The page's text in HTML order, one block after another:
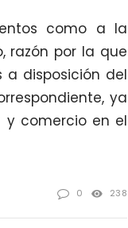
como a la
razón por la que
a disposición del
ya
y comercio en el
0 238